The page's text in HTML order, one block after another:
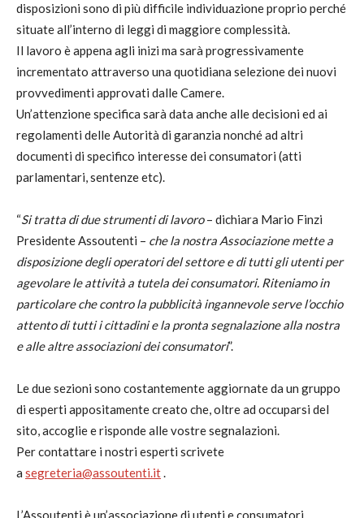
disposizioni sono di più difficile individuazione proprio perché
situate all’interno di leggi di maggiore complessità.
Il lavoro è appena agli inizi ma sarà progressivamente
incrementato attraverso una quotidiana selezione dei nuovi
provvedimenti approvati dalle Camere.
Un’attenzione specifica sarà data anche alle decisioni ed ai
regolamenti delle Autorità di garanzia nonché ad altri
documenti di specifico interesse dei consumatori (atti
parlamentari, sentenze etc).
“Si tratta di due strumenti di lavoro– dichiara Mario Finzi
Presidente Assoutenti – che la nostra Associazione mette a
disposizione degli operatori del settore e di tutti gli utenti per
agevolare le attività a tutela dei consumatori. Riteniamo in
particolare che contro la pubblicità ingannevole serve l’occhio
attento di tutti i cittadini e la pronta segnalazione alla nostra
e alle altre associazioni dei consumatori”.
Le due sezioni sono costantemente aggiornate da un gruppo
di esperti appositamente creato che, oltre ad occuparsi del
sito, accoglie e risponde alle vostre segnalazioni.
Per contattare i nostri esperti scrivete
a segreteria@assoutenti.it.
L’Assoutenti è un’associazione di utenti e consumatori